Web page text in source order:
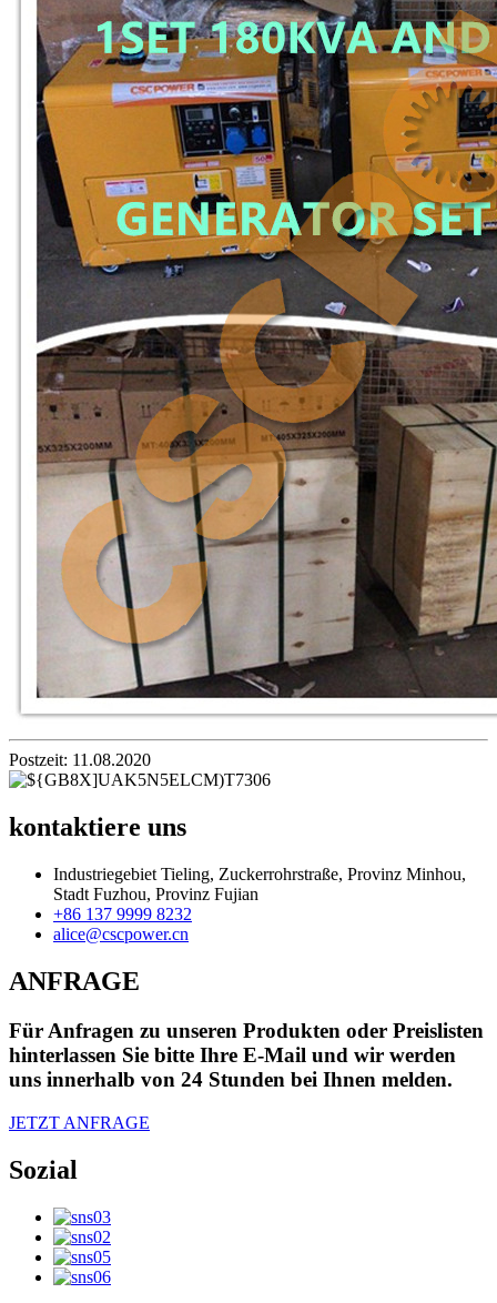
Postzeit: 11.08.2020
kontaktiere uns
Industriegebiet Tieling, Zuckerrohrstraße, Provinz Minhou,
Stadt Fuzhou, Provinz Fujian
+86 137 9999 8232
alice@cscpower.cn
ANFRAGE
Für Anfragen zu unseren Produkten oder Preislisten
hinterlassen Sie bitte Ihre E-Mail und wir werden
uns innerhalb von 24 Stunden bei Ihnen melden.
JETZT ANFRAGE
Sozial